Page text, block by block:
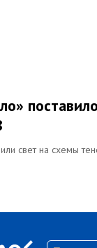
свет на схемы